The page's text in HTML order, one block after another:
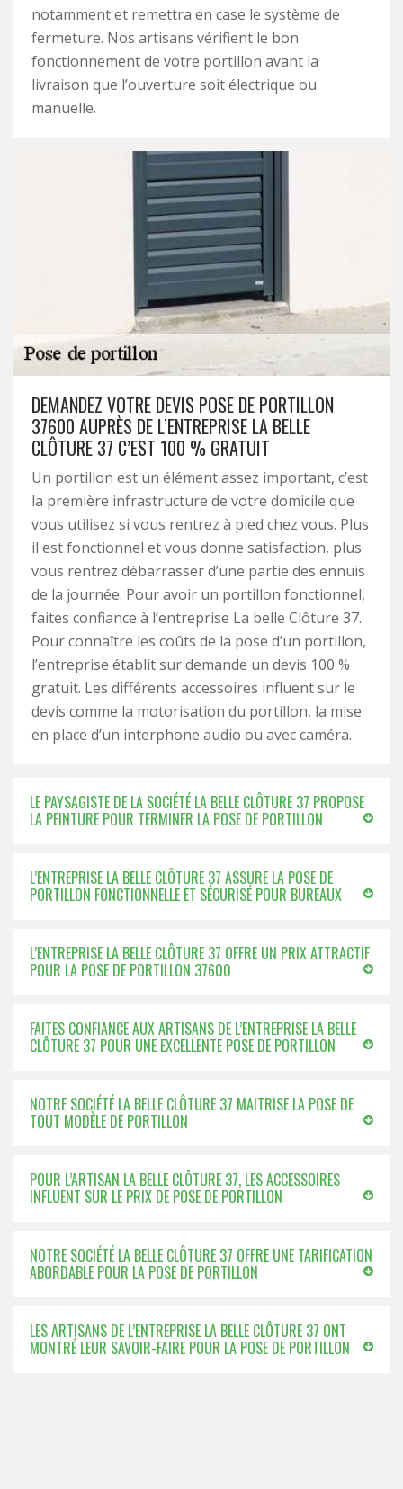
notamment et remettra en case le système de
fermeture. Nos artisans vérifient le bon
fonctionnement de votre portillon avant la
livraison que l’ouverture soit électrique ou
manuelle.
DEMANDEZ VOTRE DEVIS POSE DE PORTILLON
37600 AUPRÈS DE L’ENTREPRISE LA BELLE
CLÔTURE 37 C’EST 100 % GRATUIT
Un portillon est un élément assez important, c’est
la première infrastructure de votre domicile que
vous utilisez si vous rentrez à pied chez vous. Plus
il est fonctionnel et vous donne satisfaction, plus
vous rentrez débarrasser d’une partie des ennuis
de la journée. Pour avoir un portillon fonctionnel,
faites confiance à l’entreprise La belle Clôture 37.
Pour connaître les coûts de la pose d’un portillon,
l’entreprise établit sur demande un devis 100 %
gratuit. Les différents accessoires influent sur le
devis comme la motorisation du portillon, la mise
en place d’un interphone audio ou avec caméra.
LE PAYSAGISTE DE LA SOCIÉTÉ LA BELLE CLÔTURE 37 PROPOSE
LA PEINTURE POUR TERMINER LA POSE DE PORTILLON
L’ENTREPRISE LA BELLE CLÔTURE 37 ASSURE LA POSE DE
PORTILLON FONCTIONNELLE ET SÉCURISÉ POUR BUREAUX
L’ENTREPRISE LA BELLE CLÔTURE 37 OFFRE UN PRIX ATTRACTIF
POUR LA POSE DE PORTILLON 37600
FAITES CONFIANCE AUX ARTISANS DE L’ENTREPRISE LA BELLE
CLÔTURE 37 POUR UNE EXCELLENTE POSE DE PORTILLON
NOTRE SOCIÉTÉ LA BELLE CLÔTURE 37 MAITRISE LA POSE DE
TOUT MODÈLE DE PORTILLON
POUR L’ARTISAN LA BELLE CLÔTURE 37, LES ACCESSOIRES
INFLUENT SUR LE PRIX DE POSE DE PORTILLON
NOTRE SOCIÉTÉ LA BELLE CLÔTURE 37 OFFRE UNE TARIFICATION
ABORDABLE POUR LA POSE DE PORTILLON
LES ARTISANS DE L’ENTREPRISE LA BELLE CLÔTURE 37 ONT
MONTRÉ LEUR SAVOIR-FAIRE POUR LA POSE DE PORTILLON